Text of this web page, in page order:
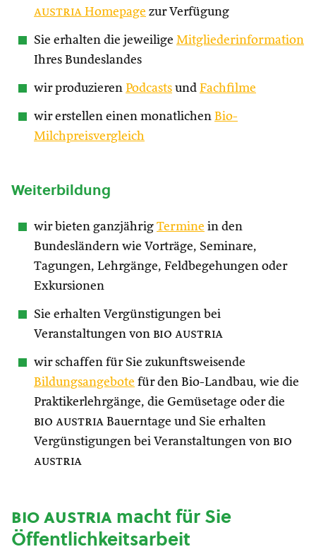
austria Homepage zur Verfügung
Sie erhalten die jeweilige Mitgliederinformation
Ihres Bundeslandes
wir produzieren Podcasts und Fachfilme
wir erstellen einen monatlichen Bio-
Milchpreisvergleich
Weiterbildung
wir bieten ganzjährig Termine in den
Bundesländern wie Vorträge, Seminare,
Tagungen, Lehrgänge, Feldbegehungen oder
Exkursionen
Sie erhalten Vergünstigungen bei
Veranstaltungen von bio austria
wir schaffen für Sie zukunftsweisende
Bildungsangebote für den Bio-Landbau, wie die
Praktikerlehrgänge, die Gemüsetage oder die
bio austria Bauerntage und Sie erhalten
Vergünstigungen bei Veranstaltungen von bio
austria
bio austriamacht für Sie
Öffentlichkeitsarbeit